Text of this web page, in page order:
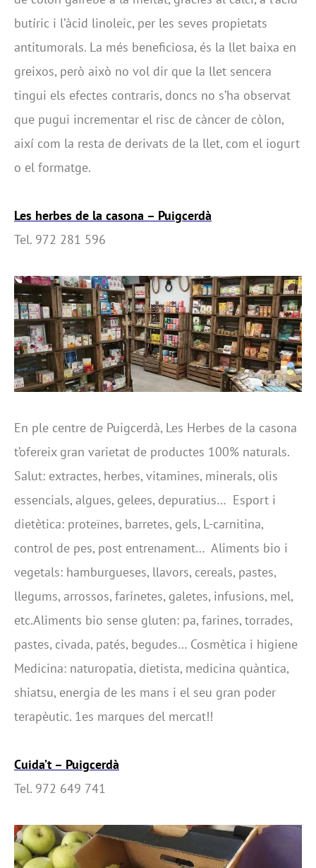
butíric i l’àcid linoleic, per les seves propietats
antitumorals. La més beneficiosa, és la llet baixa en
greixos, però això no vol dir que la llet sencera
tingui els efectes contraris, doncs no s’ha observat
que pugui incrementar el risc de càncer de còlon,
així com la resta de derivats de la llet, com el iogurt
o el formatge.
Les herbes de la casona – Puigcerdà
Tel. 972 281 596
En ple centre de Puigcerdà, Les Herbes de la casona
t’ofereix gran varietat de productes 100% naturals.
Salut: extractes, herbes, vitamines, minerals, olis
essencials, algues, gelees, depuratius… Esport i
dietètica: proteïnes, barretes, gels, L-carnitina,
control de pes, post entrenament… Aliments bio i
vegetals: hamburgueses, llavors, cereals, pastes,
llegums, arrossos, farinetes, galetes, infusions, mel,
etc.Aliments bio sense gluten: pa, farines, torrades,
pastes, civada, patés, begudes… Cosmètica i higiene
Medicina: naturopatia, dietista, medicina quàntica,
shiatsu, energia de les mans i el seu gran poder
terapèutic. 1es marques del mercat!!
Cuida’t – Puigcerdà
Tel. 972 649 741